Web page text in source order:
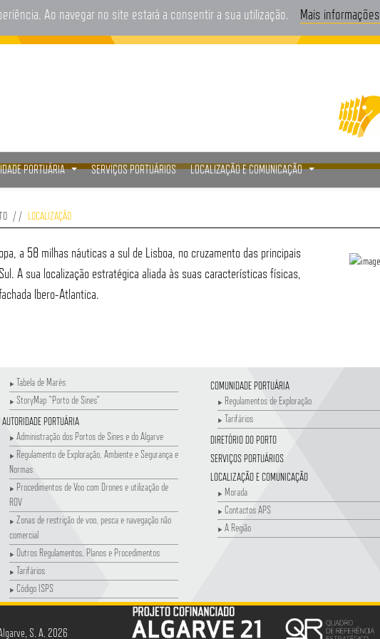
Ao navegar no site estará a consentir a sua utilização. Mais informações
PORTUÁRIA SERVIÇOS PORTUÁRIOS LOCALIZAÇÃO E COMUNICAÇÃO
LOCALIZAÇÃO
a 58 milhas náuticas a sul de Lisboa, no cruzamento das principais
A sua localização estratégica aliada às suas características físicas,
Ibero-Atlantica.
Tabela de Marés
StoryMap "Porto de Sines"
AUTORIDADE PORTUÁRIA
Administração dos Portos de Sines e do Algarve
Regulamento de Exploração, Ambiente e Segurança e
Normas
Procedimentos de Voo com Drones e utilização de
ROV
Zonas de restrição de voo, pesca e navegação não
comercial
Outros Regulamentos, Planos e Procedimentos
Tarifários
Código ISPS
Concessões de Serviço Público de Movimentação de
COMUNIDADE PORTUÁRIA
Regulamentos de Exploração
Tarifários
DIRETÓRIO DO PORTO
SERVIÇOS PORTUÁRIOS
LOCALIZAÇÃO E COMUNICAÇÃO
Morada
Contactos APS
A Região
S. A. 2026